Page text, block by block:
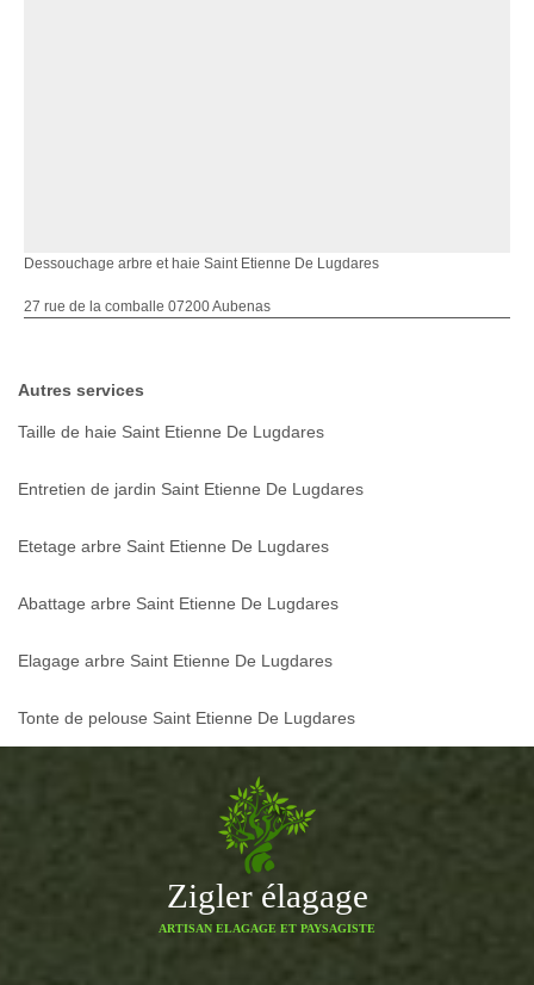
Dessouchage arbre et haie Saint Etienne De Lugdares
27 rue de la comballe 07200 Aubenas
Autres services
Taille de haie Saint Etienne De Lugdares
Entretien de jardin Saint Etienne De Lugdares
Etetage arbre Saint Etienne De Lugdares
Abattage arbre Saint Etienne De Lugdares
Elagage arbre Saint Etienne De Lugdares
Tonte de pelouse Saint Etienne De Lugdares
Zigler élagage
ARTISAN ELAGAGE ET PAYSAGISTE